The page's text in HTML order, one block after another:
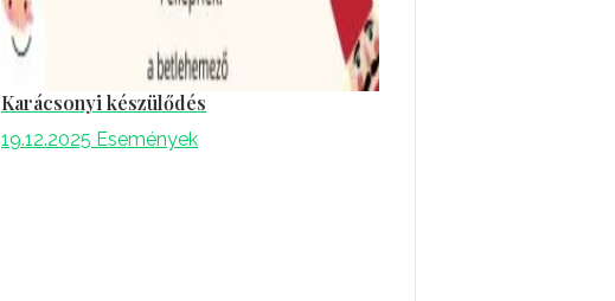
Karácsonyi készülődés
19.12.2025 Események